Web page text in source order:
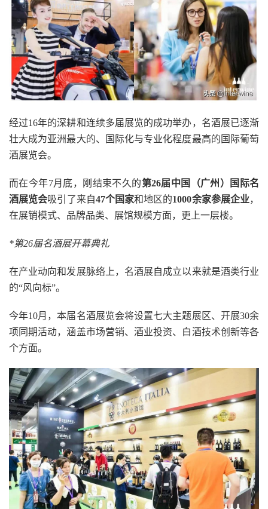
经过16年的深耕和连续多届展览的成功举办，名酒展已逐渐
壮大成为亚洲最大的、国际化与专业化程度最高的国际葡萄
酒展览会。
而在今年7月底，刚结束不久的第26届中国（广州）国际名
酒展览会吸引了来自47个国家和地区的1000余家参展企业，
在展销模式、品牌品类、展馆规模方面，更上一层楼。
*第26届名酒展开幕典礼
在产业动向和发展脉络上，名酒展自成立以来就是酒类行业
的“风向标”。
今年10月，本届名酒展览会将设置七大主题展区、开展30余
项同期活动，涵盖市场营销、酒业投资、白酒技术创新等各
个方面。